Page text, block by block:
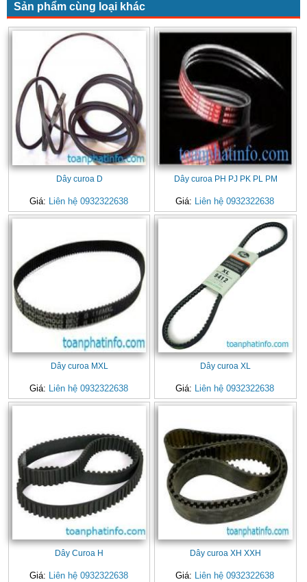
Sản phẩm cùng loại khác
Dây curoa D
Giá: Liên hệ 0932322638
Dây curoa PH PJ PK PL PM
Giá: Liên hệ 0932322638
Dây curoa MXL
Giá: Liên hệ 0932322638
Dây curoa XL
Giá: Liên hệ 0932322638
Dây Curoa H
Giá: Liên hệ 0932322638
Dây curoa XH XXH
Giá: Liên hệ 0932322638